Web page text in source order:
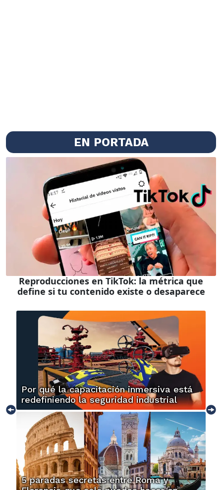
EN PORTADA
Reproducciones en TikTok: la métrica que
define si tu contenido existe o desaparece
Por qué la capacitación inmersiva está
redefiniendo la seguridad industrial
5 paradas secretas entre Roma y